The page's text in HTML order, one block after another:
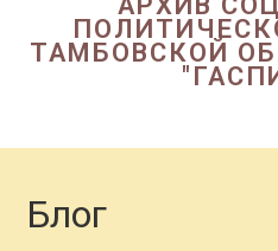
ТАМБОВСКОЙ
Блог